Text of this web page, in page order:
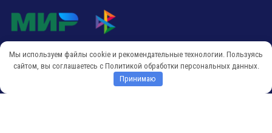
© 2018-2026 Мебель Салона Красоты
Мы используем файлы cookie и рекомендательные технологии. Пользуясь
сайтом, вы соглашаетесь с Политикой обработки персональных данных.
Принимаю